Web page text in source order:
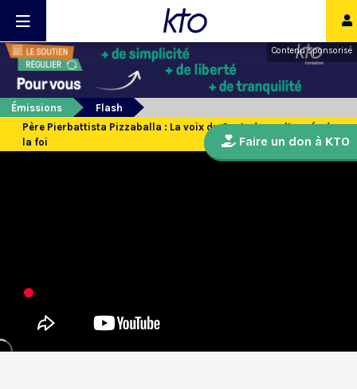
Contenu sponsorisé
Émissions
Flash
Père Pierbattista Pizzaballa : La voix du Custode sur l’année de
la foi
Faire un don à KTO